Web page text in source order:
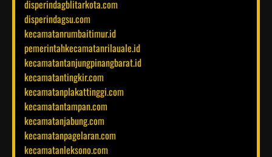
disperindagblitarkota.com
disperindagsu.com
kecamatanrumbaitimur.id
pemerintahkecamatanrilauale.id
kecamatantanjungpinangbarat.id
kecamatantingkir.com
kecamatanplakattinggi.com
kecamatantampan.com
kecamatanjabung.com
kecamatanpagelaran.com
kecamatanleksono.com